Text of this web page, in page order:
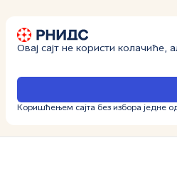
Овај сајт не користи колачиће,
Коришћењем сајта без избора једне